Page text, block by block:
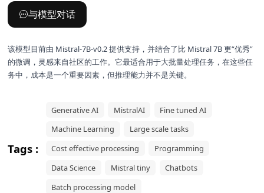
与模型对话
该模型目前由 Mistral-7B-v0.2 提供支持，并结合了比 Mistral 7B更“优秀”
的微调，灵感来自社区的工作。它最适合用于大批量处理任务，在这些任
务中，成本是一个重要因素，但推理能力并不是关键。
Tags :
Generative AI MistralAI
Fine tuned AI
Machine Learning
Large scale tasks
Cost effective processing
Programming
Data Science
Mistral tiny
Chatbots
Batch processing model